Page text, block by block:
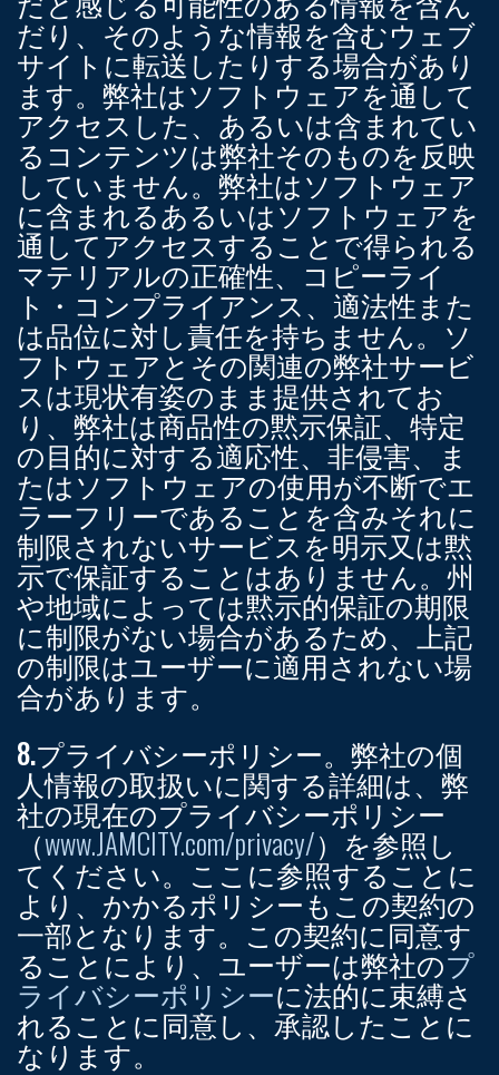
だり、そのような情報を含むウェブ
サイトに転送したりする場合があり
ます。弊社はソフトウェアを通して
アクセスした、あるいは含まれてい
るコンテンツは弊社そのものを反映
していません。弊社はソフトウェア
に含まれるあるいはソフトウェアを
通してアクセスすることで得られる
マテリアルの正確性、コピーライ
ト・コンプライアンス、適法性また
は品位に対し責任を持ちません。ソ
フトウェアとその関連の弊社サービ
スは現状有姿のまま提供されてお
り、弊社は商品性の黙示保証、特定
の目的に対する適応性、非侵害、ま
たはソフトウェアの使用が不断でエ
ラーフリーであることを含みそれに
制限されないサービスを明示又は黙
示で保証することはありません。州
や地域によっては黙示的保証の期限
に制限がない場合があるため、上記
の制限はユーザーに適用されない場
合があります。
8.プライバシーポリシー。 弊社の個
人情報の取扱いに関する詳細は、弊
社の現在のプライバシーポリシー
（www.JAMCITY.com/privacy/）を参照し
てください。ここに参照することに
より、かかるポリシーもこの契約の
一部となります。この契約に同意す
ることにより、ユーザーは弊社のプ
ライバシーポリシーに法的に束縛さ
れることに同意し、承認したことに
なります。